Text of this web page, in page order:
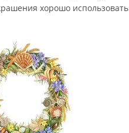
хорошо использовать